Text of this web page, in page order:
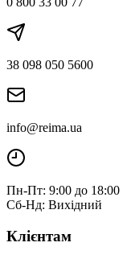
38 098 050 5600
info@reima.ua
Пн-Пт: 9:00 до 18:00
Сб-Нд: Вихідний
Клієнтам